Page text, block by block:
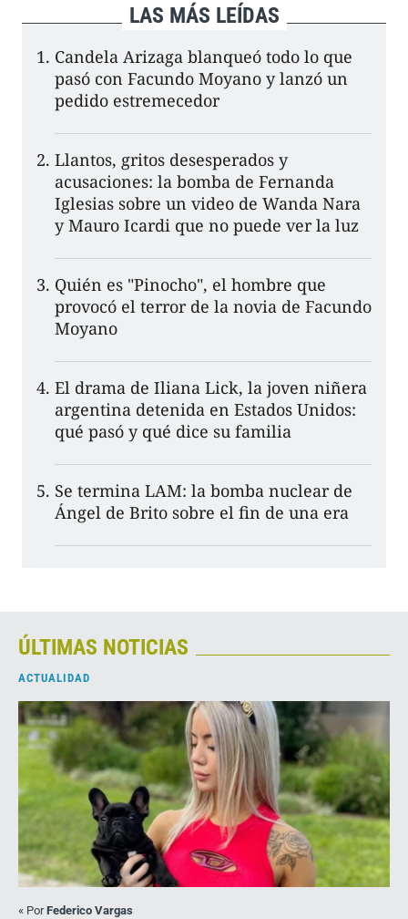
LAS MÁS LEÍDAS
Candela Arizaga blanqueó todo lo que
pasó con Facundo Moyano y lanzó un
pedido estremecedor
Llantos, gritos desesperados y
acusaciones: la bomba de Fernanda
Iglesias sobre un video de Wanda Nara
y Mauro Icardi que no puede ver la luz
Quién es "Pinocho", el hombre que
provocó el terror de la novia de Facundo
Moyano
El drama de Iliana Lick, la joven niñera
argentina detenida en Estados Unidos:
qué pasó y qué dice su familia
Se termina LAM: la bomba nuclear de
Ángel de Brito sobre el fin de una era
ÚLTIMAS NOTICIAS
ACTUALIDAD
« PorFederico Vargas